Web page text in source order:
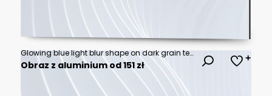
Glowing blue light blur shape on dark grain texture background with noisy effect, abstract poster header cover wallpaper banner backdrop design
Obraz z aluminium od 151 zł